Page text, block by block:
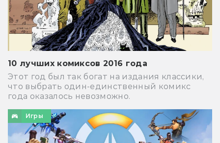
10 лучших комиксов 2016 года
Этот год был так богат на издания классики,
что выбрать один-единственный комикс
года оказалось невозможно.
Игры